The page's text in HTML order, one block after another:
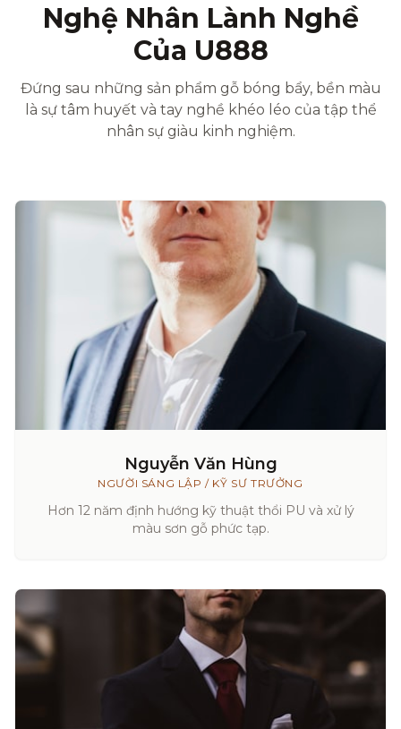
Nghệ Nhân Lành Nghề
Của U888
Đứng sau những sản phẩm gỗ bóng bẩy, bền màu
là sự tâm huyết và tay nghề khéo léo của tập thể
nhân sự giàu kinh nghiệm.
Nguyễn Văn Hùng
NGƯỜI SÁNG LẬP / KỸ SƯ TRƯỞNG
Hơn 12 năm định hướng kỹ thuật thổi PU và xử lý
màu sơn gỗ phức tạp.